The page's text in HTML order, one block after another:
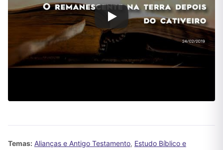
Temas: Alianças e Antigo Testamento, Estudo Bíblico e